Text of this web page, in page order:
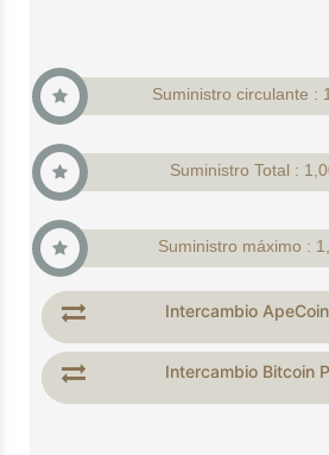
Suministro circulante :
Suministro Total :
Suministro máximo :
Intercambio
Intercambio Bitcoin